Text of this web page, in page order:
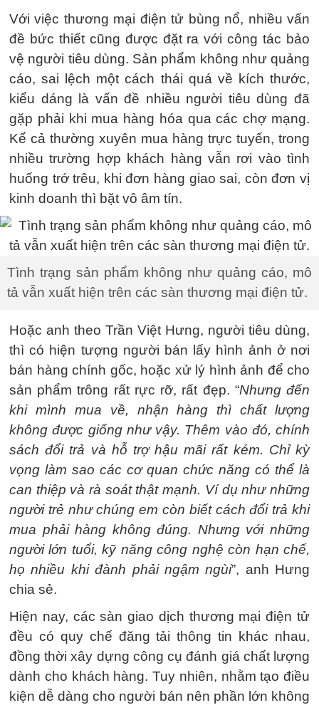
Với việc thương mại điện tử bùng nổ, nhiều vấn
đề bức thiết cũng được đặt ra với công tác bảo
vệ người tiêu dùng. Sản phẩm không như quảng
cáo, sai lệch một cách thái quá về kích thước,
kiểu dáng là vấn đề nhiều người tiêu dùng đã
gặp phải khi mua hàng hóa qua các chợ mạng.
Kể cả thường xuyên mua hàng trực tuyến, trong
nhiều trường hợp khách hàng vẫn rơi vào tình
huống trớ trêu, khi đơn hàng giao sai, còn đơn vị
kinh doanh thì bặt vô âm tín.
Tình trạng sản phẩm không như quảng cáo, mô
tả vẫn xuất hiện trên các sàn thương mại điện tử.
Hoặc anh theo Trần Việt Hưng, người tiêu dùng,
thì có hiện tượng người bán lấy hình ảnh ở nơi
bán hàng chính gốc, hoặc xử lý hình ảnh để cho
sản phẩm trông rất rực rỡ, rất đẹp. “Nhưng đến
khi mình mua về, nhận hàng thì chất lượng
không được giống như vậy. Thêm vào đó, chính
sách đổi trả và hỗ trợ hậu mãi rất kém. Chỉ kỳ
vọng làm sao các cơ quan chức năng có thể là
can thiệp và rà soát thật mạnh. Ví dụ như những
người trẻ như chúng em còn biết cách đổi trả khi
mua phải hàng không đúng. Nhưng với những
người lớn tuổi, kỹ năng công nghệ còn hạn chế,
họ nhiều khi đành phải ngậm ngùi”, anh Hưng
chia sẻ.
Hiện nay, các sàn giao dịch thương mại điện tử
đều có quy chế đăng tải thông tin khác nhau,
đồng thời xây dựng công cụ đánh giá chất lượng
dành cho khách hàng. Tuy nhiên, nhằm tạo điều
kiện dễ dàng cho người bán nên phần lớn không